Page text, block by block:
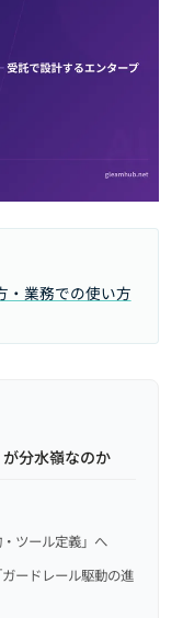
・業務での使い方
分水嶺なのか
ツール定義」へ
ードレール駆動の進